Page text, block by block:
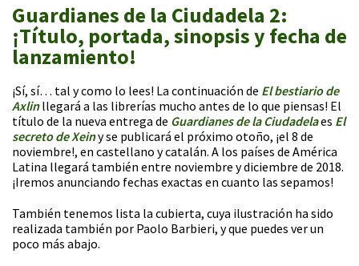
Guardianes de la Ciudadela 2:
¡Título, portada, sinopsis y fecha de
lanzamiento!
¡Sí, sí… tal y como lo lees! La continuación de El bestiario de
Axlinllegará a las librerías mucho antes de lo que piensas! El
título de la nueva entrega de Guardianes de la Ciudadelaes El
secreto de Xeiny se publicará el próximo otoño, ¡el 8 de
noviembre!, en castellano y catalán. A los países de América
Latina llegará también entre noviembre y diciembre de 2018.
¡Iremos anunciando fechas exactas en cuanto las sepamos!
También tenemos lista la cubierta, cuya ilustración ha sido
realizada también por Paolo Barbieri, y que puedes ver un
poco más abajo.